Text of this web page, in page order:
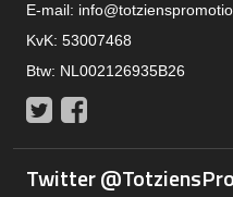
E-mail:
KvK: 53007468
Btw: NL002126935B26
Twitter
Twitter